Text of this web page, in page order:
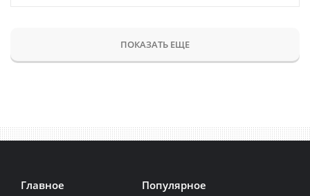
ПОКАЗАТЬ ЕЩЕ
Главное Популярное